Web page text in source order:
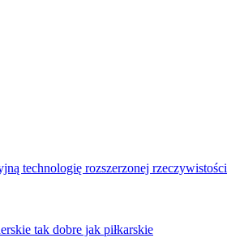
technologię rozszerzonej rzeczywistości
tak dobre jak piłkarskie